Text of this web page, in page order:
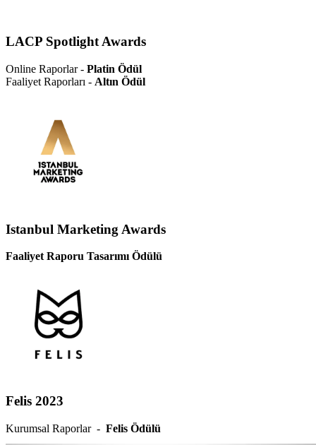
LACP Spotlight Awards
Online Raporlar - Platin Ödül
Faaliyet Raporları - Altın Ödül
Istanbul Marketing Awards
Faaliyet Raporu Tasarımı Ödülü
Felis 2023
Kurumsal Raporlar - Felis Ödülü